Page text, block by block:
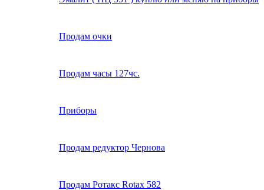
Продам очки
Продам часы 127чс.
Приборы
Продам редуктор Чернова
Продам Ротакс Rotax 582